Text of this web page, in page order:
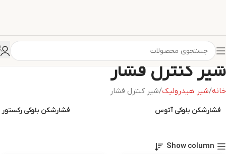
شیر کنترل فشار
خانه شیر هیدرولیک شیر کنترل فشار
فشارشکن بلوکی آتوس فشارشکن بلوکی رکستور
Show column